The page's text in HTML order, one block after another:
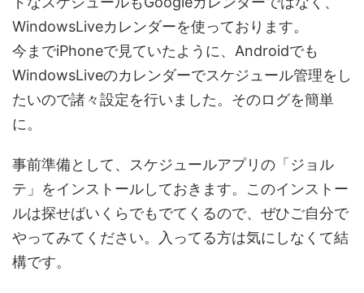
WindowsLiveカレンダーを使っております。
今までiPhoneで見ていたように、Androidでも
WindowsLiveのカレンダーでスケジュール管理をし
たいので諸々設定を行いました。そのログを簡単
に。
事前準備として、スケジュールアプリの「ジョル
テ」をインストールしておきます。このインストー
ルは探せばいくらでもでてくるので、ぜひご自分で
やってみてください。入ってる方は気にしなくて結
構です。